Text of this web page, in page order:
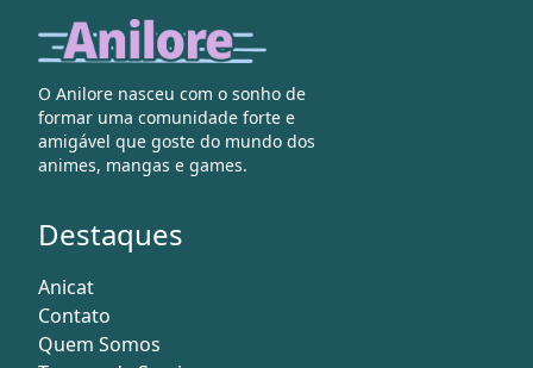
O Anilore nasceu com o sonho de
formar uma comunidade forte e
amigável que goste do mundo dos
animes, mangas e games.
Destaques
Anicat
Contato
Quem Somos